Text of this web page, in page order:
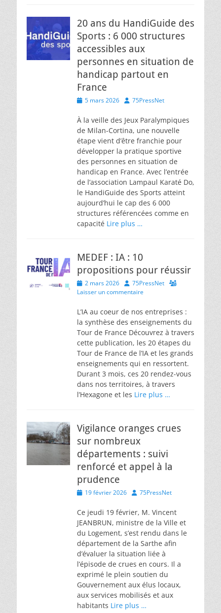
20 ans du HandiGuide des
Sports : 6 000 structures
accessibles aux
personnes en situation de
handicap partout en
France
Posted
5 mars 2026 Author
75PressNet
À la veille des Jeux Paralympiques
de Milan-Cortina, une nouvelle
étape vient d’être franchie pour
développer la pratique sportive
des personnes en situation de
handicap en France. Avec l’entrée
de l’association Lampaul Karaté Do,
le HandiGuide des Sports atteint
aujourd’hui le cap des 6 000
structures référencées comme en
capacité Lire plus …
MEDEF : IA : 10
propositions pour réussir
Posted
on
2 mars 2026 Author
75PressNet
Laisser un commentaire
L’IA au coeur de nos entreprises :
la synthèse des enseignements du
Tour de France Découvrez à travers
cette publication, les 20 étapes du
Tour de France de l’IA et les grands
enseignements qui en ressortent.
Durant 3 mois, ces 20 rendez-vous
dans nos territoires, à travers
l’Hexagone et les Lire plus …
Vigilance oranges crues
sur nombreux
départements : suivi
renforcé et appel à la
prudence
Posted19 février 2026 Author
75PressNet
Ce jeudi 19 février, M. Vincent
JEANBRUN, ministre de la Ville et
du Logement, s’est rendu dans le
département de la Sarthe afin
d’évaluer la situation liée à
l’épisode de crues en cours. Il a
exprimé le plein soutien du
Gouvernement aux élus locaux,
aux services mobilisés et aux
habitants Lire plus …